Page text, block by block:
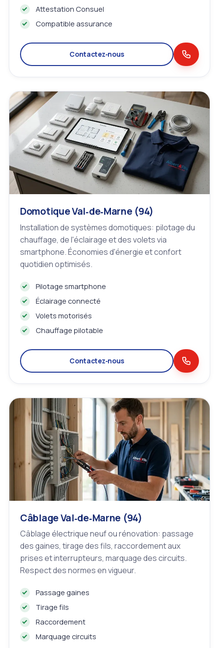
Attestation Consuel
Compatible assurance
Contactez‑nous
Domotique Val‑de‑Marne (94)
Installation de systèmes domotiques: pilotage du
chauffage, de l'éclairage et des volets via
smartphone. Économies d'énergie et confort
quotidien optimisés.
Pilotage smartphone
Éclairage connecté
Volets motorisés
Chauffage pilotable
Contactez‑nous
Câblage Val‑de‑Marne (94)
Câblage électrique neuf ou rénovation: passage
des gaines, tirage des fils, raccordement aux
prises et interrupteurs, marquage des circuits.
Respect des normes en vigueur.
Passage gaines
Tirage fils
Raccordement
Marquage circuits